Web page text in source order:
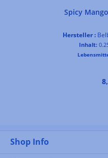
Spicy
Hersteller :
Inhalt:
Shop Info